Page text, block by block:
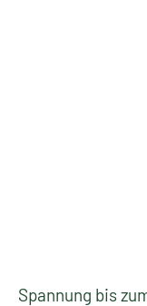
Spannung bis